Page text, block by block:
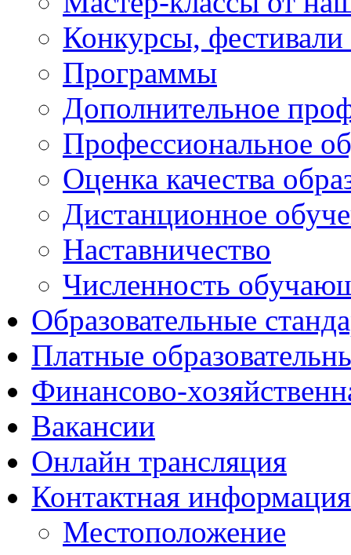
Конкурсы,
Программы
Дополнительное
Профессиональное
Оценка качества
Дистанционное
Наставничество
Численность
Образовательные
Платные
Финансово-
Вакансии
Онлайн трансляция
Контактная информация
Местоположение